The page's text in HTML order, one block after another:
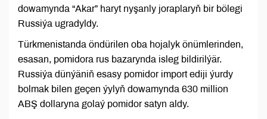
dowamynda “Akar” haryt nyşanly joraplaryň bir bölegi
Russiýa ugradyldy.
Türkmenistanda öndürilen oba hojalyk önümlerinden,
esasan, pomidora rus bazarynda isleg bildirilýär.
Russiýa dünýäniň esasy pomidor import ediji ýurdy
bolmak bilen geçen ýylyň dowamynda 630 million
ABŞ dollaryna golaý pomidor satyn aldy.